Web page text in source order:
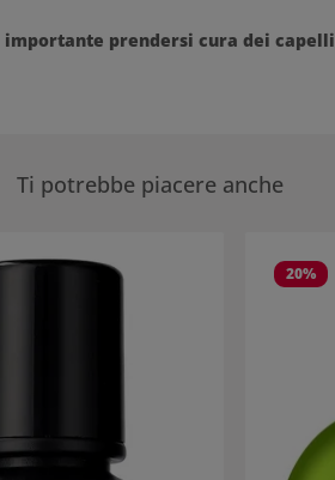
importante prendersi cura dei capelli
Ti potrebbe piacere anche
20%